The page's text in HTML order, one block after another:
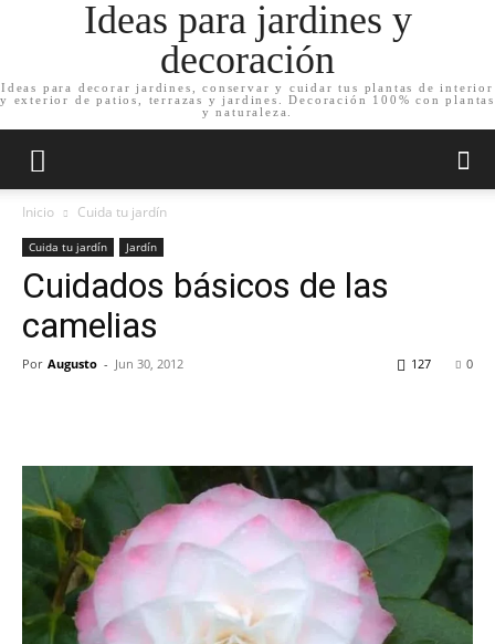
Ideas para jardines y
decoración
Ideas para decorar jardines, conservar y cuidar tus plantas de interior
y exterior de patios, terrazas y jardines. Decoración 100% con plantas
y naturaleza.
Inicio Cuida tu jardín
Cuida tu jardín Jardín
Cuidados básicos de las
camelias
Por Augusto - Jun 30, 2012 0
127